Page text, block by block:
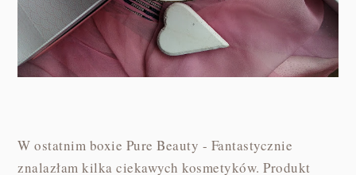
W ostatnim boxie Pure Beauty - Fantastycznie
znalazłam kilka ciekawych kosmetyków. Produkt